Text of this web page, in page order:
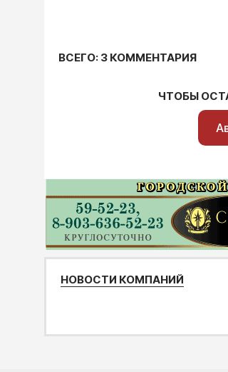
ВСЕГО: 3 КОММЕНТАРИЯ
ЧТОБЫ
НОВОСТИ КОМПАНИЙ